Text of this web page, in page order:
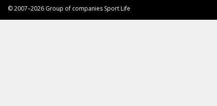
© 2007–2026 Group of companies Sport Life